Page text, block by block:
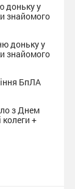
доньку у
знайомого
доньку у
знайомого
БпЛА
з Днем
+